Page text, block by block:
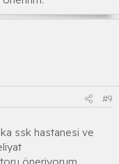
#9
ssk hastanesi ve